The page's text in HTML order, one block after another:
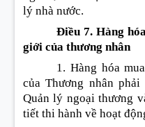
lý nhà nước.
Điều 7. Hàng
giới của thương nhân
1. Hàng hóa
của Thương nhân
Quản lý ngoại thương
tiết thi hành về hoạt